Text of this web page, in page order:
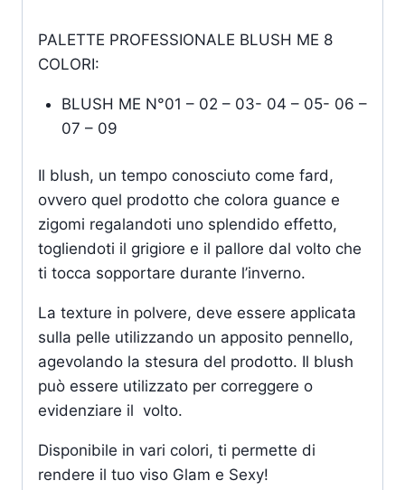
PALETTE PROFESSIONALE BLUSH ME 8
COLORI:
BLUSH ME N°01 – 02 – 03- 04 – 05- 06 –
07 – 09
Il blush, un tempo conosciuto come fard,
ovvero quel prodotto che colora guance e
zigomi regalandoti uno splendido effetto,
togliendoti il grigiore e il pallore dal volto che
ti tocca sopportare durante l’inverno.
La texture in polvere, deve essere applicata
sulla pelle utilizzando un apposito pennello,
agevolando la stesura del prodotto. Il blush
può essere utilizzato per correggere o
evidenziare il volto.
Disponibile in vari colori, ti permette di
rendere il tuo viso Glam e Sexy!